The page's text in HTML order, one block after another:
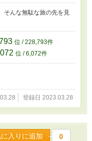
そんな無駄な旅の先を見
位 / 228,793件
位 / 6,072件
登録日 2023.03.28
入りに追加 0